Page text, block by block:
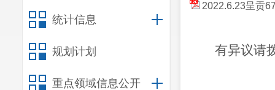
统计信息
规划计划
重点领域信息公开
2022.6.23呈贡
有异议请